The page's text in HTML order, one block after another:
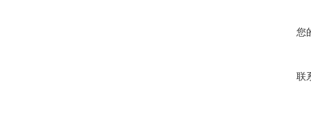
您
联